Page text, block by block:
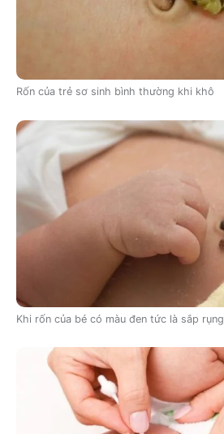
Rốn của trẻ sơ sinh bình thường khi khô
Khi rốn của bé có màu đen tức là sắp rụng